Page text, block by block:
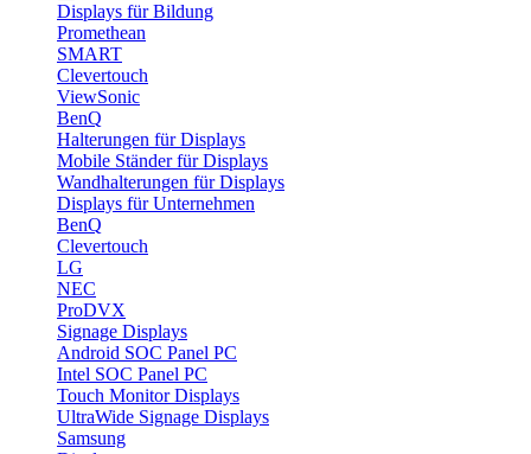
Displays für Bildung
Promethean
SMART
Clevertouch
ViewSonic
BenQ
Halterungen für Displays
Mobile Ständer für Displays
Wandhalterungen für Displays
Displays für Unternehmen
BenQ
Clevertouch
LG
NEC
ProDVX
Signage Displays
Android SOC Panel PC
Intel SOC Panel PC
Touch Monitor Displays
UltraWide Signage Displays
Samsung